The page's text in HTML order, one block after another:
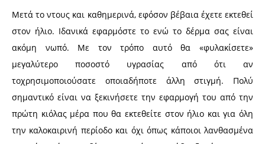
Μετά το ντους και καθημερινά, εφόσον βέβαια έχετε εκτεθεί
στον ήλιο. Ιδανικά εφαρμόστε το ενώ το δέρμα σας είναι
ακόμη νωπό. Με τον τρόπο αυτό θα «φυλακίσετε»
μεγαλύτερο ποσοστό υγρασίας από ότι αν
τoχρησιμοποιούσατε οποιαδήποτε άλλη στιγμή. Πολύ
σημαντικό είναι να ξεκινήσετε την εφαρμογή του από την
πρώτη κιόλας μέρα που θα εκτεθείτε στον ήλιο και για όλη
την καλοκαιρινή περίοδο και όχι όπως κάποιοι λανθασμένα